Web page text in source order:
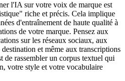
l'IA sur votre voix de marque est
riche et précis. Cela implique
d'entraînement de haute qualité à
de votre marque. Pensez aux
sur les réseaux sociaux, aux
et même aux transcriptions
rassembler un corpus textuel qui
votre style et votre vocabulaire